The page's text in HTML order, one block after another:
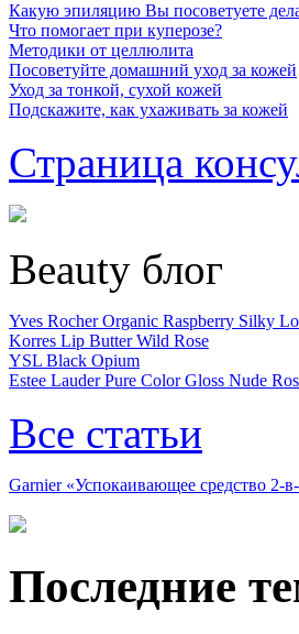
Какую эпиляцию Вы посоветуете
Что помогает при куперозе?
Методики от целлюлита
Посоветуйте домашний уход за кожей
Уход за тонкой, сухой кожей
Подскажите, как ухаживать за кожей
Страница
Beauty блог
Yves Rocher Organic Raspberry Silky
Korres Lip Butter Wild Rose
YSL Black Opium
Estee Lauder Pure Color Gloss Nude
Все статьи
Garnier «Успокаивающее средство 2-
Последние